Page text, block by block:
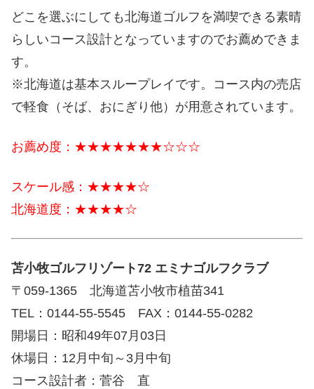
どこを選ぶにしても北海道ゴルフを満喫できる素晴
らしいコース設計となっていますのでお薦めできま
す。
※北海道は基本スループレイです。コース内の売店
で軽食（そば、おにぎり他）が用意されています。
お薦め度：★★★★★★★☆☆☆
スケール感：★★★★☆
北海道度：★★★★☆
苫小牧ゴルフリゾート72 エミナゴルフクラブ
〒059-1365 北海道苫小牧市植苗341
TEL：0144-55-5545 FAX：0144-55-0282
開場日：昭和49年07月03日
休場日：12月中旬～3月中旬
コース設計者：菅谷 直